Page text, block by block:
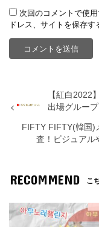
次回のコメントで使
ドレス、サイトを保存す
【紅白2022
出場グルー
FIFTY FIFTY(韓国)
査！ビジュアル
RECOMMEND こ